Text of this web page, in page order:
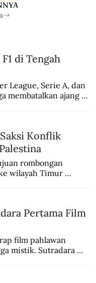
di Tengah
League, Serie A, dan
membatalkan ajang
Konflik
rombongan
wilayah Timur
Yahudi dan
Pertama Film
film pahlawan
mistik. Sutradara